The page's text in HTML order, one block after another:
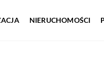
NIERUCHOMOŚCI